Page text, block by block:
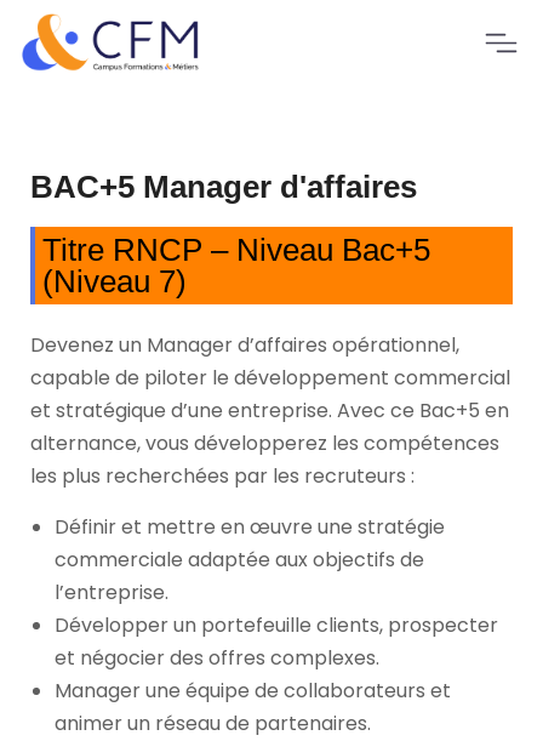
BAC+5 Manager d'affaires
Titre RNCP – Niveau Bac+5
(Niveau 7)
Devenez un Manager d’affaires opérationnel,
capable de piloter le développement commercial
et stratégique d’une entreprise. Avec ce Bac+5 en
alternance, vous développerez les compétences
les plus recherchées par les recruteurs :
Définir et mettre en œuvre une stratégie
commerciale adaptée aux objectifs de
l’entreprise.
Développer un portefeuille clients, prospecter
et négocier des offres complexes.
Manager une équipe de collaborateurs et
animer un réseau de partenaires.